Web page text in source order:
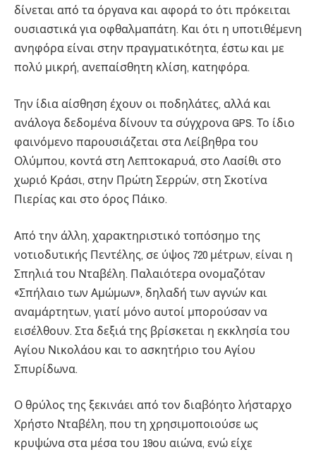
δίνεται από τα όργανα και αφορά το ότι πρόκειται
ουσιαστικά για οφθαλμαπάτη. Και ότι η υποτιθέμενη
ανηφόρα είναι στην πραγματικότητα, έστω και με
πολύ μικρή, ανεπαίσθητη κλίση, κατηφόρα.
Την ίδια αίσθηση έχουν οι ποδηλάτες, αλλά και
ανάλογα δεδομένα δίνουν τα σύγχρονα GPS. Το ίδιο
φαινόμενο παρουσιάζεται στα Λείβηθρα του
Ολύμπου, κοντά στη Λεπτοκαρυά, στο Λασίθι στο
χωριό Κράσι, στην Πρώτη Σερρών, στη Σκοτίνα
Πιερίας και στο όρος Πάικο.
Από την άλλη, χαρακτηριστικό τοπόσημο της
νοτιοδυτικής Πεντέλης, σε ύψος 720 μέτρων, είναι η
Σπηλιά του Νταβέλη. Παλαιότερα ονομαζόταν
«Σπήλαιο των Αμώμων», δηλαδή των αγνών και
αναμάρτητων, γιατί μόνο αυτοί μπορούσαν να
εισέλθουν. Στα δεξιά της βρίσκεται η εκκλησία του
Αγίου Νικολάου και το ασκητήριο του Αγίου
Σπυρίδωνα.
Ο θρύλος της ξεκινάει από τον διαβόητο λήσταρχο
Χρήστο Νταβέλη, που τη χρησιμοποιούσε ως
κρυψώνα στα μέσα του 19ου αιώνα, ενώ είχε